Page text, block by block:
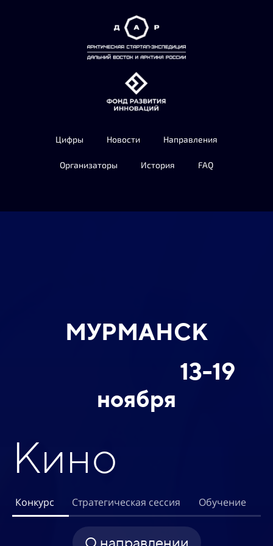
Цифры Новости Направления
Организаторы История FAQ
МУРМАНСК
13-19
ноября
Кино
Конкурс Стратегическая сессия Обучение
АСЭ ДАР Мурманская область: стратегическая